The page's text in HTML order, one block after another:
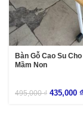
Bàn Gỗ Cao Su
Mầm Non
495,000₫ 435,000 ₫